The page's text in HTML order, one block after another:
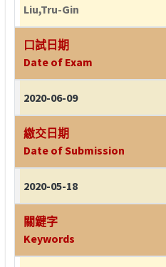
Liu,Tru-Gin
口試日期
Date of Exam
2020-06-09
繳交日期
Date of Submission
2020-05-18
關鍵字
Keywords